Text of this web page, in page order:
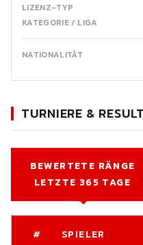
LIZENZ-TYP
KATEGORIE / LIGA
NATIONALITÄT
TURNIERE &
BEWERTETE RÄNGE
LETZTE 365 TAGE
# SPIELER